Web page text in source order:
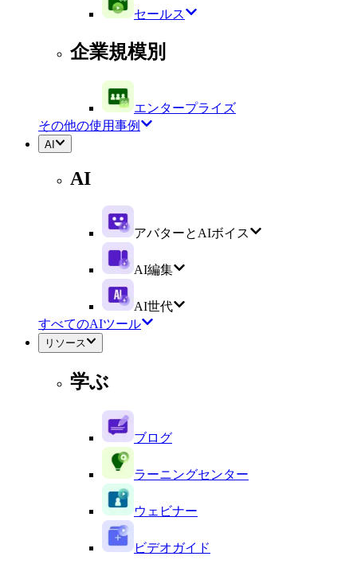
セールス
企業規模別
エンタープライズ
その他の使用事例
AI
AI
アバターとAIボイス
AI編集
AI世代
すべてのAIツール
リソース
学ぶ
ブログ
ラーニングセンター
ウェビナー
ビデオガイド